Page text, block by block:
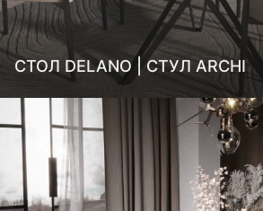
СТОЛ DELANO | СТУЛ ARCHI